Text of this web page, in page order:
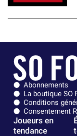
Abonnements
La boutique SO
Conditions
Consentement
Joueurs en
tendance